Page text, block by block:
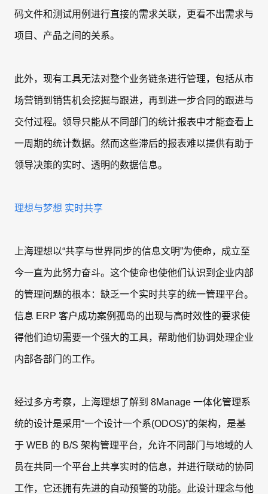
码文件和测试用例进行直接的需求关联，更看不出需求与
项目、产品之间的关系。
此外，现有工具无法对整个业务链条进行管理，包括从市
场营销到销售机会挖掘与跟进，再到进一步合同的跟进与
交付过程。领导只能从不同部门的统计报表中才能查看上
一周期的统计数据。然而这些滞后的报表难以提供有助于
领导决策的实时、透明的数据信息。
理想与梦想 实时共享
上海理想以“共享与世界同步的信息文明”为使命，成立至
今一直为此努力奋斗。这个使命也使他们认识到企业内部
的管理问题的根本：缺乏一个实时共享的统一管理平台。
信息 ERP 客户成功案例孤岛的出现与高时效性的要求使
得他们迫切需要一个强大的工具，帮助他们协调处理企业
内部各部门的工作。
经过多方考察，上海理想了解到 8Manage 一体化管理系
统的设计是采用“一个设计一个系(ODOS)”的架构，是基
于 WEB 的 B/S 架构管理平台，允许不同部门与地域的人
员在共同一个平台上共享实时的信息，并进行联动的协同
工作，它还拥有先进的自动预警的功能。此设计理念与他